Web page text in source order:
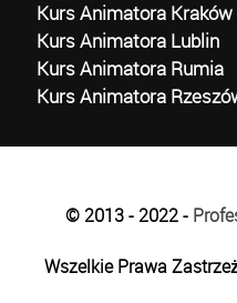
Kurs Animatora Kraków
Kurs Animatora Lublin
Kurs Animatora Rumia
Kurs Animatora
© 2013 - 2022 -
Wszelkie Prawa